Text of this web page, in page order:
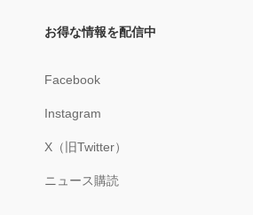
お得な情報を配信中
Facebook
Instagram
X（旧Twitter）
ニュース購読